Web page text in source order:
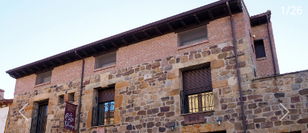
Anterior
1 /26